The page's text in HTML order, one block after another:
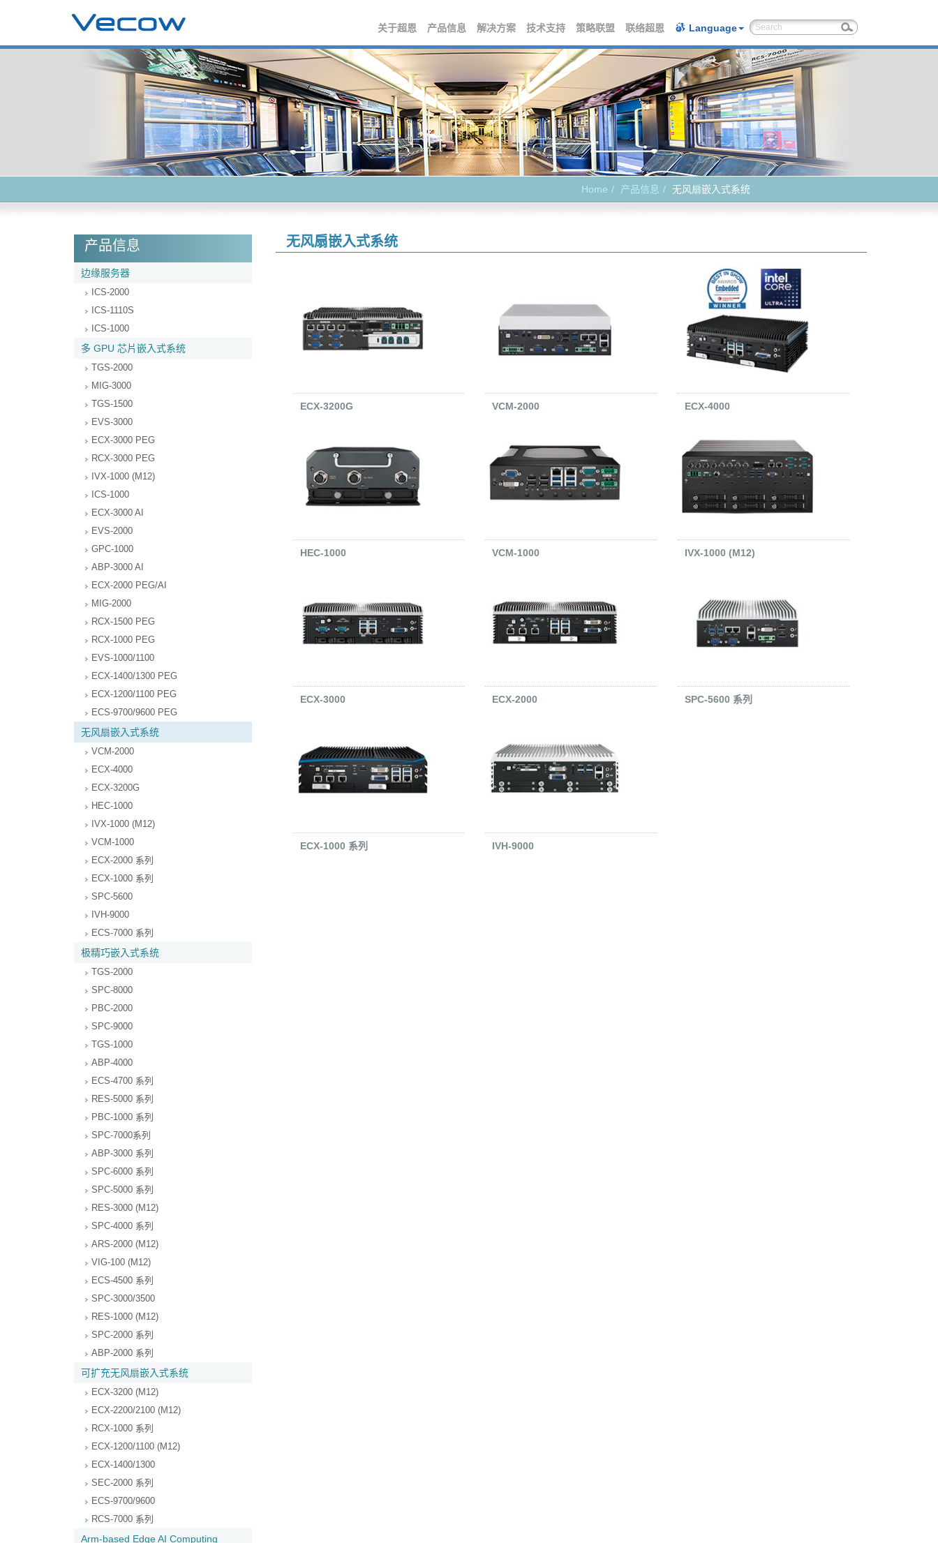
关于超恩 产品信息 解决方案 技术支持 策略联盟 联络超恩 Language
Home 产品信息 无风扇嵌入式系统
产品信息
边缘服务器
ICS-2000
ICS-1110S
ICS-1000
多 GPU 芯片嵌入式系统
TGS-2000
MIG-3000
TGS-1500
EVS-3000
ECX-3000 PEG
RCX-3000 PEG
IVX-1000 (M12)
ICS-1000
ECX-3000 AI
EVS-2000
GPC-1000
ABP-3000 AI
ECX-2000 PEG/AI
MIG-2000
RCX-1500 PEG
RCX-1000 PEG
EVS-1000/1100
ECX-1400/1300 PEG
ECX-1200/1100 PEG
ECS-9700/9600 PEG
无风扇嵌入式系统
VCM-2000
ECX-4000
ECX-3200G
HEC-1000
IVX-1000 (M12)
VCM-1000
ECX-2000 系列
ECX-1000 系列
SPC-5600
IVH-9000
ECS-7000 系列
极精巧嵌入式系统
TGS-2000
SPC-8000
PBC-2000
SPC-9000
TGS-1000
ABP-4000
ECS-4700 系列
RES-5000 系列
PBC-1000 系列
SPC-7000系列
ABP-3000 系列
SPC-6000 系列
SPC-5000 系列
RES-3000 (M12)
SPC-4000 系列
ARS-2000 (M12)
VIG-100 (M12)
ECS-4500 系列
SPC-3000/3500
RES-1000 (M12)
SPC-2000 系列
ABP-2000 系列
可扩充无风扇嵌入式系统
ECX-3200 (M12)
ECX-2200/2100 (M12)
RCX-1000 系列
ECX-1200/1100 (M12)
ECX-1400/1300
SEC-2000 系列
ECS-9700/9600
RCS-7000 系列
Arm-based Edge AI Computing
无风扇嵌入式系统
ECX-3200G VCM-2000 ECX-4000
HEC-1000 VCM-1000 IVX-1000 (M12)
ECX-3000 ECX-2000 SPC-5600 系列
ECX-1000 系列 IVH-9000